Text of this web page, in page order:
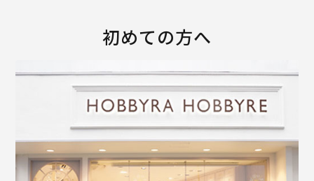
初めての方へ